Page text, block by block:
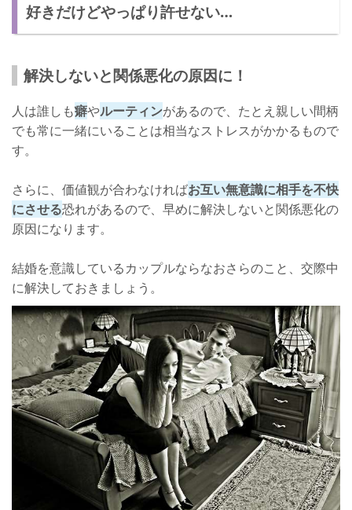
男女では価値観が違うため許せないことが多い！
男女の価値観には違いが多い！
好きだけどやっぱり許せない…
解決しないと関係悪化の原因に！
人は誰しも癖やルーティンがあるので、たとえ親しい間柄
でも常に一緒にいることは相当なストレスがかかるもので
す。
さらに、価値観が合わなければお互い無意識に相手を不快
にさせる恐れがあるので、早めに解決しないと関係悪化の
原因になります。
結婚を意識しているカップルならなおさらのこと、交際中
に解決しておきましょう。